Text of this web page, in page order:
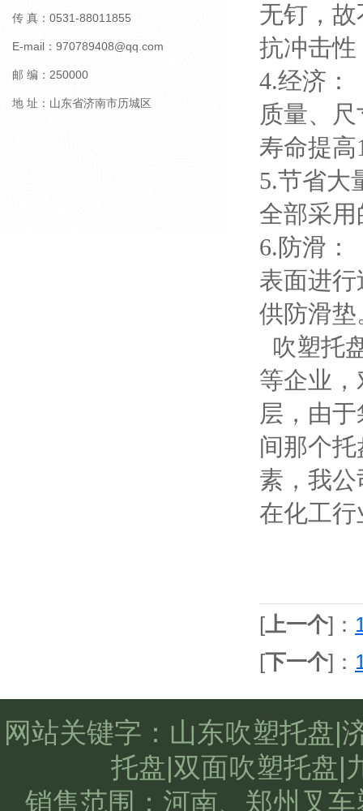
传 真：0531-88011855
E-mail：970789408@qq.com
邮 编：250000
地 址：山东省济南市历城区
无钉，
抗冲击
4.经济：
质量、
寿命提高
5.节省大
全部采
6.防滑：
表面进
供防滑
吹塑托
等企业
层，由
间那个
素，我
在化工
[上一个]：
[下一个]：
网站关键字：山东吹塑托盘|
托盘|双面吹塑托盘|
销售范围：河南、郑州叉